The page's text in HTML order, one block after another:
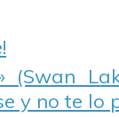
(Swan
y no te lo